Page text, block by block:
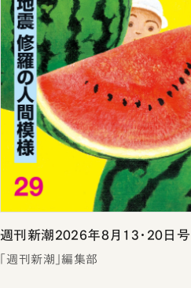
週刊新潮2026年8月13・20日号
「週刊新潮」編集部